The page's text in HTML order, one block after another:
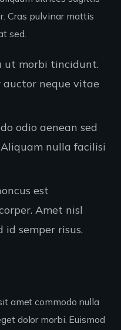
Cras pulvinar mattis
sed.
ut morbi tincidunt.
auctor neque vitae
odio aenean sed
nulla facilisi
est
Amet nisl
id semper risus.
amet commodo nulla
dolor morbi. Euismod